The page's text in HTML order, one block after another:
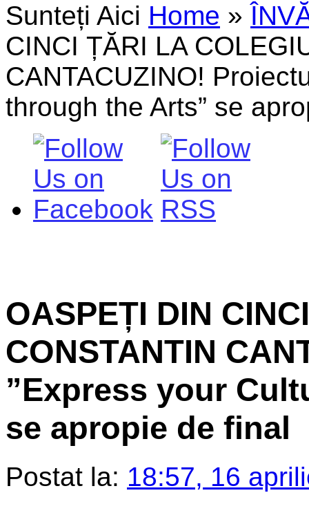
Sunteți Aici Home »
CINCI ȚĂRI LA
CANTACUZINO!
through the Arts” se
OASPEȚI DIN
CONSTANTIN
”Express your
se apropie de final
Postat la: 18:57, 16